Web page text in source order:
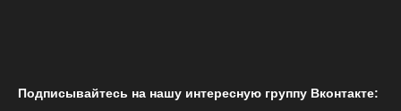
Подписывайтесь на нашу интересную группу Вконтакте: